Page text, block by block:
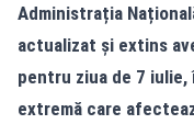
Administrația
actualizat și extins
pentru ziua de 7
extremă care